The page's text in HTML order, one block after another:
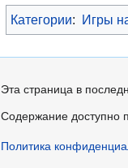
Категории: Игры
Эта страница в
Содержание доступно
Политика